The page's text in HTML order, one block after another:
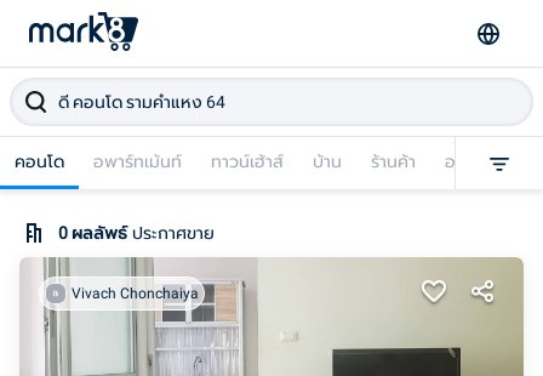
คอนโด อพาร์ทเม้นท์ ทาวน์เฮ้าส์ บ้าน ร้านค้า อาคารพาณิช
0ผลลัพธ์ ประกาศขาย
Vivach Chonchaiya